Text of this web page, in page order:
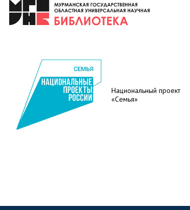
Национальный проект
«Семья»